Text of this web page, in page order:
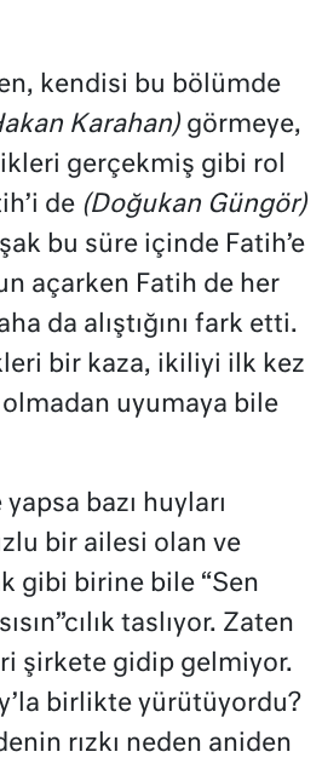
kendisi bu bölümde
Karahan) görmeye,
gerçekmiş gibi rol
de (Doğukan Güngör)
bu süre içinde Fatih’e
açarken Fatih de her
da alıştığını fark etti.
bir kaza, ikiliyi ilk kez
olmadan uyumaya bile
bazı huyları
bir ailesi olan ve
gibi birine bile “Sen
taslıyor. Zaten
şirkete gidip gelmiyor.
birlikte yürütüyordu?
rızkı neden aniden